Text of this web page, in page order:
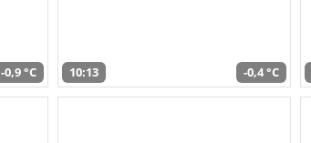
-0,9 °C 10:13 -0,4 °C